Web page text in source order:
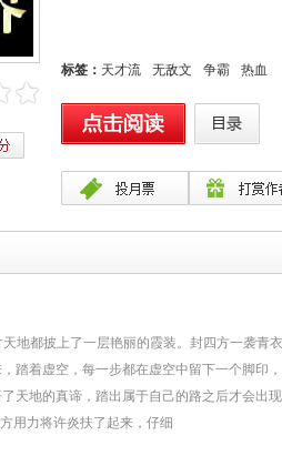
标签： 天才流 无敌文 争霸 热血
地都披上了一层艳丽的霞装。封四方一袭青
踏着虚空，每一步都在虚空中留下一个脚印
天地的真谛，踏出属于自己的路之后才会出
用力将许炎扶了起来，仔细